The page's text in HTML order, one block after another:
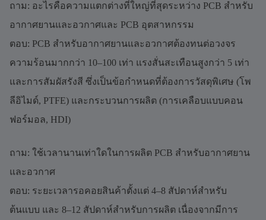
ถาม: อะไรคือความแตกต่างที่ใหญ่ที่สุดระหว่าง PCB สำหรับ
อากาศยานและอวกาศและ PCB อุตสาหกรรม
ตอบ: PCB สำหรับอากาศยานและอวกาศต้องทนต่อวงจร
ความร้อนมากกว่า 10–100 เท่า แรงสั่นสะเทือนสูงกว่า 5 เท่า
และการสัมผัสรังสี ซึ่งเป็นข้อกำหนดที่ต้องการวัสดุพิเศษ (โพ
ลีอิไมด์, PTFE) และกระบวนการผลิต (การเคลือบแบบคอน
ฟอร์มอล, HDI)
ถาม: ใช้เวลานานเท่าใดในการผลิต PCB สำหรับอากาศยาน
และอวกาศ
ตอบ: ระยะเวลารอคอยสินค้าตั้งแต่ 4–8 สัปดาห์สำหรับ
ต้นแบบ และ 8–12 สัปดาห์สำหรับการผลิต เนื่องจากมีการ